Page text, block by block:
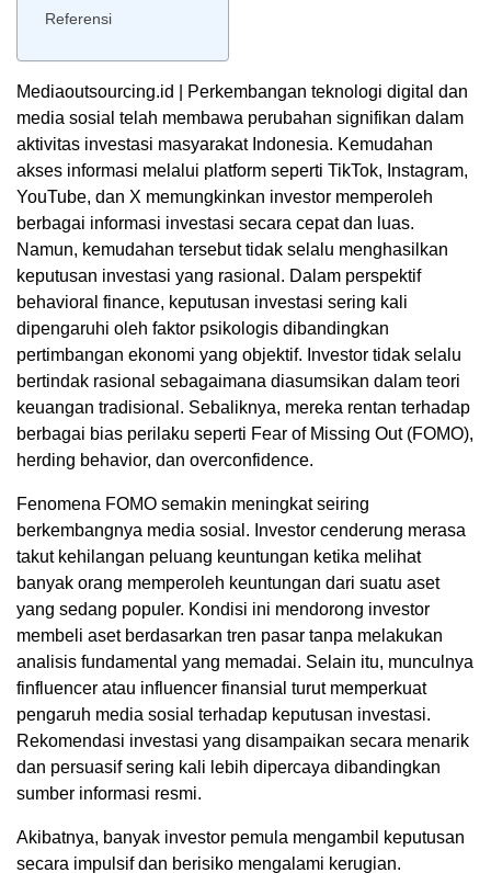
Referensi
Mediaoutsourcing.id | Perkembangan teknologi digital dan
media sosial telah membawa perubahan signifikan dalam
aktivitas investasi masyarakat Indonesia. Kemudahan
akses informasi melalui platform seperti TikTok, Instagram,
YouTube, dan X memungkinkan investor memperoleh
berbagai informasi investasi secara cepat dan luas.
Namun, kemudahan tersebut tidak selalu menghasilkan
keputusan investasi yang rasional. Dalam perspektif
behavioral finance, keputusan investasi sering kali
dipengaruhi oleh faktor psikologis dibandingkan
pertimbangan ekonomi yang objektif. Investor tidak selalu
bertindak rasional sebagaimana diasumsikan dalam teori
keuangan tradisional. Sebaliknya, mereka rentan terhadap
berbagai bias perilaku seperti Fear of Missing Out (FOMO),
herding behavior, dan overconfidence.
Fenomena FOMO semakin meningkat seiring
berkembangnya media sosial. Investor cenderung merasa
takut kehilangan peluang keuntungan ketika melihat
banyak orang memperoleh keuntungan dari suatu aset
yang sedang populer. Kondisi ini mendorong investor
membeli aset berdasarkan tren pasar tanpa melakukan
analisis fundamental yang memadai. Selain itu, munculnya
finfluencer atau influencer finansial turut memperkuat
pengaruh media sosial terhadap keputusan investasi.
Rekomendasi investasi yang disampaikan secara menarik
dan persuasif sering kali lebih dipercaya dibandingkan
sumber informasi resmi.
Akibatnya, banyak investor pemula mengambil keputusan
secara impulsif dan berisiko mengalami kerugian.